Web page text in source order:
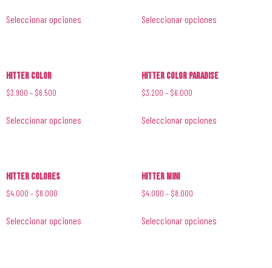
Seleccionar opciones Seleccionar opciones
Hitter Color
$3.900 – $6.500
Seleccionar opciones
Hitter Color Paradise
$3.200 – $6.000
Seleccionar opciones
Hitter Colores
$4.000 – $8.000
Seleccionar opciones
Hitter Mini
$4.000 – $8.000
Seleccionar opciones